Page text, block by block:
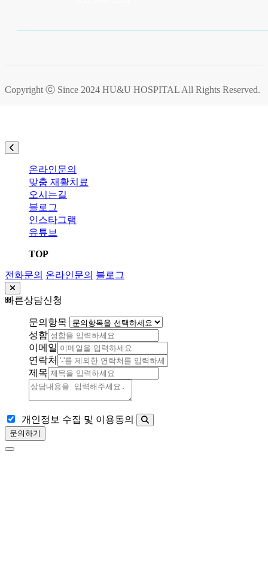
Copyright ⓒ Since 2024 HU&U HOSPITAL All Rights Reserved.
온라인문의
맞춤 재활치료
오시는길
블로그
인스타그램
유튜브
TOP
전화문의 온라인문의 블로그
빠른상담신청
문의항목
성함
이메일
연락처
제목
개인정보 수집 및 이용동의
문의하기